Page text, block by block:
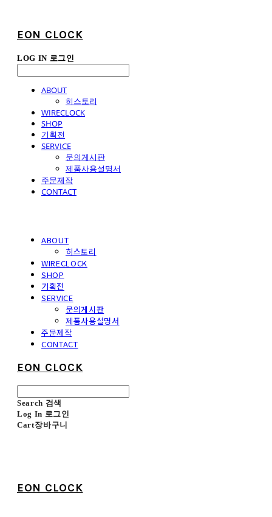
EON CLOCK
LOG IN 로그인
ABOUT
히스토리
WIRECLOCK
SHOP
기획전
SERVICE
문의게시판
제품사용설명서
주문제작
CONTACT
ABOUT
히스토리
WIRECLOCK
SHOP
기획전
SERVICE
문의게시판
제품사용설명서
주문제작
CONTACT
EON CLOCK
Search 검색
Log In 로그인
Cart장바구니
EON CLOCK